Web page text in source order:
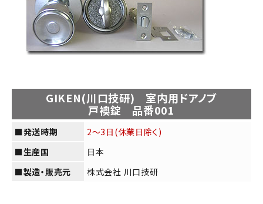
GIKEN(川口技研) 室内用ドアノブ
戸襖錠 品番001
■発送時期
2～3日(休業日除く)
■生産国
日本
■製造・販売元
株式会社 川口技研